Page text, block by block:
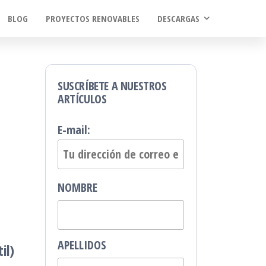
BLOG PROYECTOS RENOVABLES DESCARGAS
SUSCRÍBETE A NUESTROS
ARTÍCULOS
E-mail:
NOMBRE
APELLIDOS